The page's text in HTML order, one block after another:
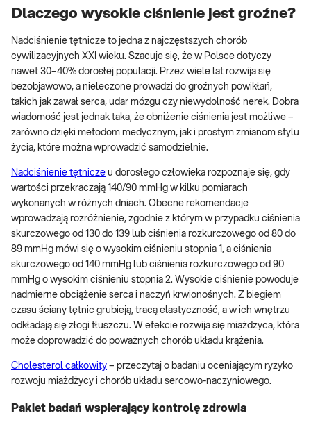
Dlaczego wysokie ciśnienie jest groźne?
Nadciśnienie tętnicze to jedna z najczęstszych chorób
cywilizacyjnych XXI wieku. Szacuje się, że w Polsce dotyczy
nawet 30–40% dorosłej populacji. Przez wiele lat rozwija się
bezobjawowo, a nieleczone prowadzi do groźnych powikłań,
takich jak zawał serca, udar mózgu czy niewydolność nerek. Dobra
wiadomość jest jednak taka, że obniżenie ciśnienia jest możliwe –
zarówno dzięki metodom medycznym, jak i prostym zmianom stylu
życia, które można wprowadzić samodzielnie.
Nadciśnienie tętnicze u dorosłego człowieka rozpoznaje się, gdy
wartości przekraczają 140/90 mmHg w kilku pomiarach
wykonanych w różnych dniach. Obecne rekomendacje
wprowadzają rozróżnienie, zgodnie z którym w przypadku ciśnienia
skurczowego od 130 do 139 lub ciśnienia rozkurczowego od 80 do
89 mmHg mówi się o wysokim ciśnieniu stopnia 1, a ciśnienia
skurczowego od 140 mmHg lub ciśnienia rozkurczowego od 90
mmHg o wysokim ciśnieniu stopnia 2. Wysokie ciśnienie powoduje
nadmierne obciążenie serca i naczyń krwionośnych. Z biegiem
czasu ściany tętnic grubieją, tracą elastyczność, a w ich wnętrzu
odkładają się złogi tłuszczu. W efekcie rozwija się miażdżyca, która
może doprowadzić do poważnych chorób układu krążenia.
Cholesterol całkowity – przeczytaj o badaniu oceniającym ryzyko
rozwoju miażdżycy i chorób układu sercowo-naczyniowego.
Pakiet badań wspierający kontrolę zdrowia